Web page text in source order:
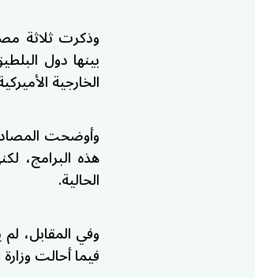
وذكرت ثلاثة
بينها دول
الخارجية
وأوضحت
هذه البرامج،
الحالية.
وفي المقابل،
فيما أحالت